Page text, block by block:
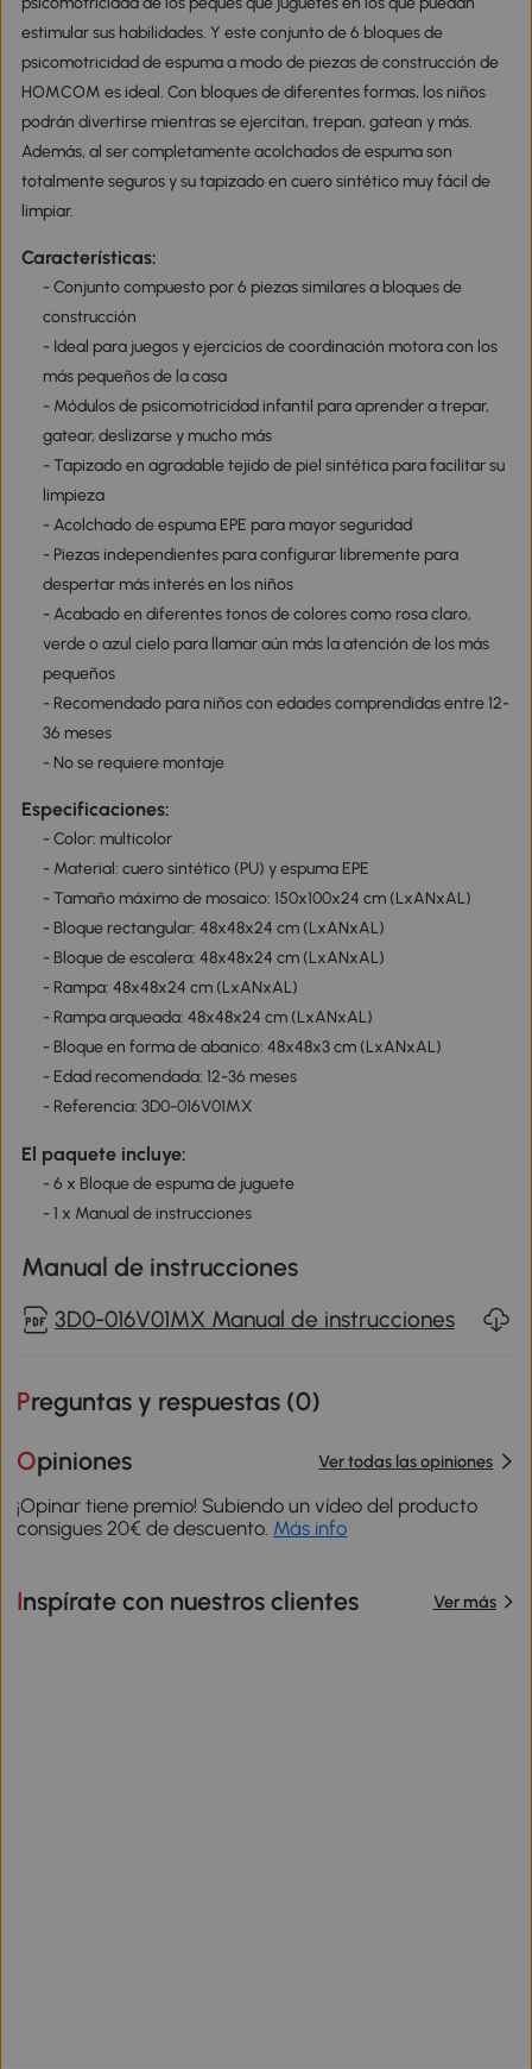
estimular sus habilidades. Y este conjunto de 6 bloques de
psicomotricidad de espuma a modo de piezas de construcción de
HOMCOM es ideal. Con bloques de diferentes formas, los niños
podrán divertirse mientras se ejercitan, trepan, gatean y más.
Además, al ser completamente acolchados de espuma son
totalmente seguros y su tapizado en cuero sintético muy fácil de
limpiar.
Características:
- Conjunto compuesto por 6 piezas similares a bloques de
construcción
- Ideal para juegos y ejercicios de coordinación motora con los
más pequeños de la casa
- Módulos de psicomotricidad infantil para aprender a trepar,
gatear, deslizarse y mucho más
- Tapizado en agradable tejido de piel sintética para facilitar su
limpieza
- Acolchado de espuma EPE para mayor seguridad
- Piezas independientes para configurar libremente para
despertar más interés en los niños
- Acabado en diferentes tonos de colores como rosa claro,
verde o azul cielo para llamar aún más la atención de los más
pequeños
- Recomendado para niños con edades comprendidas entre 12-
36 meses
- No se requiere montaje
Especificaciones:
- Color: multicolor
- Material: cuero sintético (PU) y espuma EPE
- Tamaño máximo de mosaico: 150x100x24 cm (LxANxAL)
- Bloque rectangular: 48x48x24 cm (LxANxAL)
- Bloque de escalera: 48x48x24 cm (LxANxAL)
- Rampa: 48x48x24 cm (LxANxAL)
- Rampa arqueada: 48x48x24 cm (LxANxAL)
- Bloque en forma de abanico: 48x48x3 cm (LxANxAL)
- Edad recomendada: 12-36 meses
- Referencia: 3D0-016V01MX
El paquete incluye:
- 6 x Bloque de espuma de juguete
- 1 x Manual de instrucciones
Manual de instrucciones
3D0-016V01MX Manual de instrucciones
Preguntas y respuestas (0)
Opiniones Ver todas las opiniones
¡Opinar tiene premio! Subiendo un vídeo del producto
consigues 20€ de descuento. Más info
Inspírate con nuestros clientes Ver más